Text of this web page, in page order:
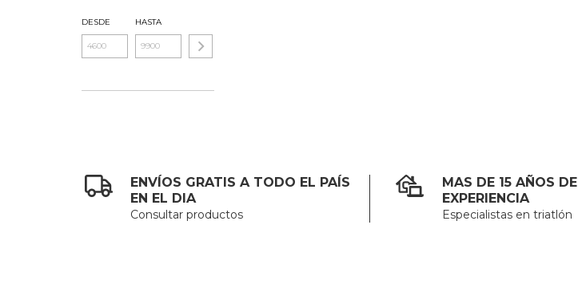
DESDE HASTA
ENVÍOS GRATIS A TODO EL PAÍS
EN EL DIA
Consultar productos
MAS DE 15 AÑOS DE
EXPERIENCIA
Especialistas en triatlón